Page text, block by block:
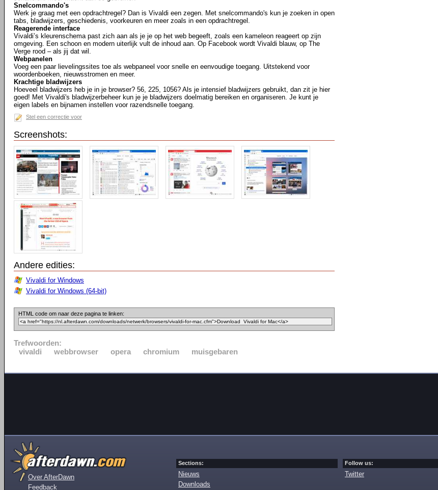
Snelcommando's
Werk je graag met een opdrachtregel? Dan is Vivaldi een zegen. Met snelcommando's kun je zoeken in open
tabs, bladwijzers, geschiedenis, voorkeuren en meer zoals in een opdrachtregel.
Reagerende interface
Vivaldi’s kleurenschema past zich aan als je je op het web begeeft, zoals een kameleon reageert op zijn
omgeving. Een schoon en modern uiterlijk vult de inhoud aan. Op Facebook wordt Vivaldi blauw, op The
Verge rood – als jij dat wil.
Webpanelen
Voeg een paar lievelingssites toe als webpaneel voor snelle en eenvoudige toegang. Uitstekend voor
woordenboeken, nieuwsstromen en meer.
Krachtige bladwijzers
Hoeveel bladwijzers heb je in je browser? 56, 225, 1056? Als je intensief bladwijzers gebruikt, dan zit je hier
goed! Met Vivaldi's bladwijzerbeheer kun je je bladwijzers doelmatig bereiken en organiseren. Je kunt je
eigen labels en bijnamen instellen voor razendsnelle toegang.
Stel een correctie voor
Screenshots:
Andere edities:
Vivaldi for Windows
Vivaldi for Windows (64-bit)
HTML code om naar deze pagina te linken:
Trefwoorden:
vivaldi
webbrowser opera chromium muisgebaren
Over AfterDawn
Feedback
Sections:
Nieuws
Downloads
Follow us:
Twitter